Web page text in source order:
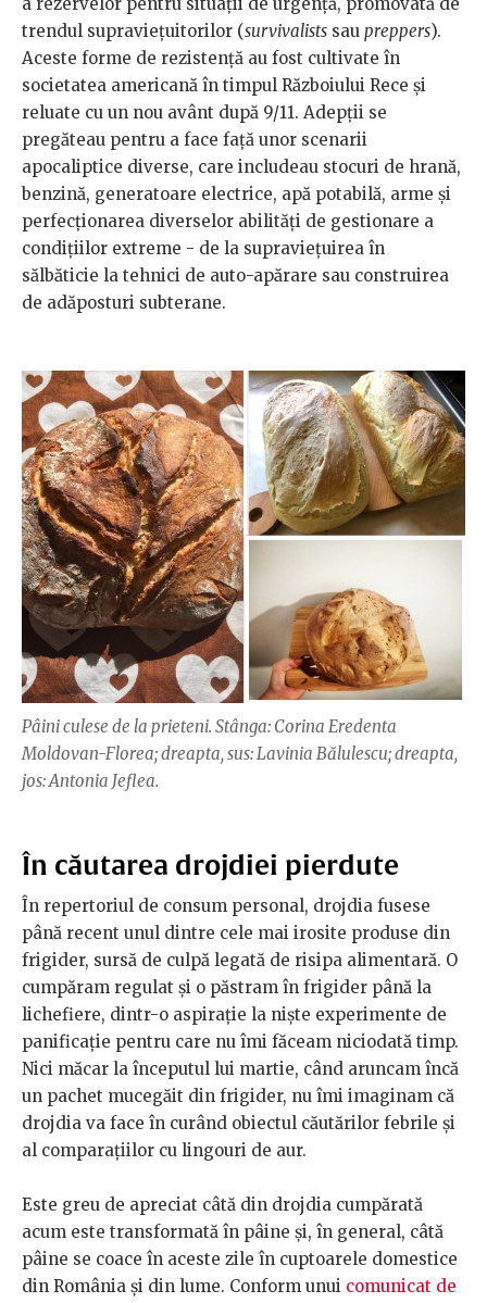
a rezervelor pentru situații de urgență, promovată de
trendul supraviețuitorilor (survivalists sau preppers).
Aceste forme de rezistență au fost cultivate în
societatea americană în timpul Războiului Rece și
reluate cu un nou avânt după 9/11. Adepții se
pregăteau pentru a face față unor scenarii
apocaliptice diverse, care includeau stocuri de hrană,
benzină, generatoare electrice, apă potabilă, arme și
perfecționarea diverselor abilități de gestionare a
condițiilor extreme - de la supraviețuirea în
sălbăticie la tehnici de auto-apărare sau construirea
de adăposturi subterane.
Pâini culese de la prieteni. Stânga: Corina Eredenta
Moldovan-Florea; dreapta, sus: Lavinia Bălulescu; dreapta,
jos: Antonia Jeflea.
În căutarea drojdiei pierdute
În repertoriul de consum personal, drojdia fusese
până recent unul dintre cele mai irosite produse din
frigider, sursă de culpă legată de risipa alimentară. O
cumpăram regulat și o păstram în frigider până la
lichefiere, dintr-o aspirație la niște experimente de
panificație pentru care nu îmi făceam niciodată timp.
Nici măcar la începutul lui martie, când aruncam încă
un pachet mucegăit din frigider, nu îmi imaginam că
drojdia va face în curând obiectul căutărilor febrile și
al comparațiilor cu lingouri de aur.
Este greu de apreciat câtă din drojdia cumpărată
acum este transformată în pâine și, în general, câtă
pâine se coace în aceste zile în cuptoarele domestice
din România și din lume. Conform unui comunicat de